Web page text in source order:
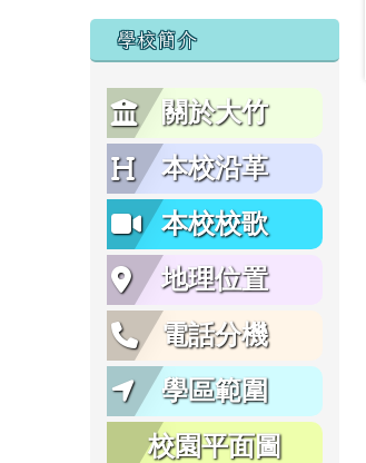
學校簡介
關於大竹
本校沿革
本校校歌
地理位置
電話分機
學區範圍
校園平面圖